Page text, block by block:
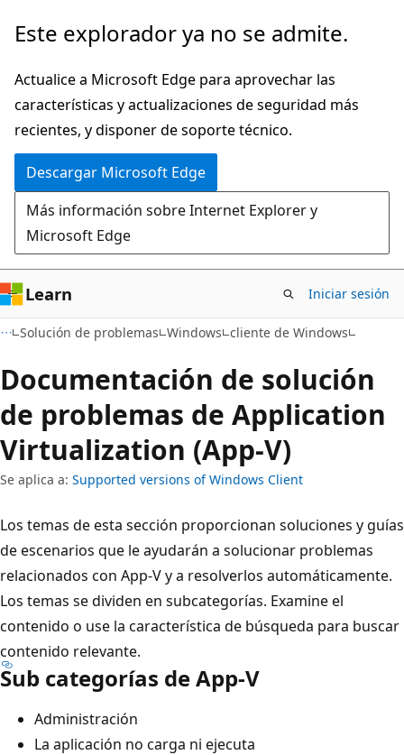
Ir
contenido
principal
Este explorador ya no se admite.
Actualice a Microsoft Edge para aprovechar las
características y actualizaciones de seguridad más
recientes, y disponer de soporte técnico.
Descargar Microsoft Edge
Más información sobre Internet Explorer y
Microsoft Edge
Learn Iniciar sesión
Solución de problemas Windows cliente de Windows
Documentación de solución
de problemas de Application
Virtualization (App-V)
Se aplica a: Supported versions of Windows Client
Los temas de esta sección proporcionan soluciones y guías
de escenarios que le ayudarán a solucionar problemas
relacionados con App-V y a resolverlos automáticamente.
Los temas se dividen en subcategorías. Examine el
contenido o use la característica de búsqueda para buscar
contenido relevante.
Sub categorías de App-V
Administración
La aplicación no carga ni ejecuta